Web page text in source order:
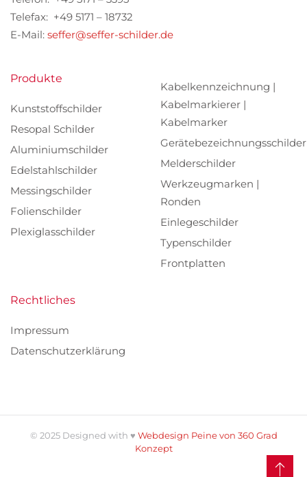
Telefax: +49 5171 – 18732
E-Mail: seffer@seffer-schilder.de
Produkte
Kunststoffschilder
Resopal Schilder
Aluminiumschilder
Edelstahlschilder
Messingschilder
Folienschilder
Plexiglasschilder
Kabelkennzeichnung |
Kabelmarkierer |
Kabelmarker
Gerätebezeichnungsschilder
Melderschilder
Werkzeugmarken |
Ronden
Einlegeschilder
Typenschilder
Frontplatten
Rechtliches
Impressum
Datenschutzerklärung
© 2025 Designed with ♥ Webdesign Peine von 360 Grad
Konzept